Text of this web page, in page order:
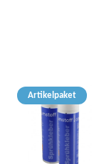
Artikelpaket